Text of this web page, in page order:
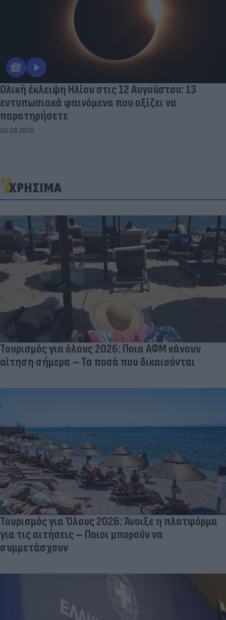
Ολική έκλειψη Ηλίου στις 12 Αυγούστου: 13
εντυπωσιακά φαινόμενα που αξίζει να
παρατηρήσετε
06.08.2026
ΧΡΗΣΙΜΑ
Τουρισμός για όλους 2026: Ποια ΑΦΜ κάνουν
αίτηση σήμερα – Τα ποσά που δικαιούνται
Τουρισμός για Όλους 2026: Άνοιξε η πλατφόρμα
για τις αιτήσεις – Ποιοι μπορούν να
συμμετάσχουν